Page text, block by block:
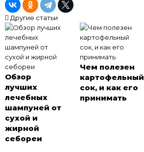
Другие статьи
Обзор
лучших
лечебных
шампуней от
сухой и
жирной
себореи
Чем полезен
картофельный
сок, и как его
принимать